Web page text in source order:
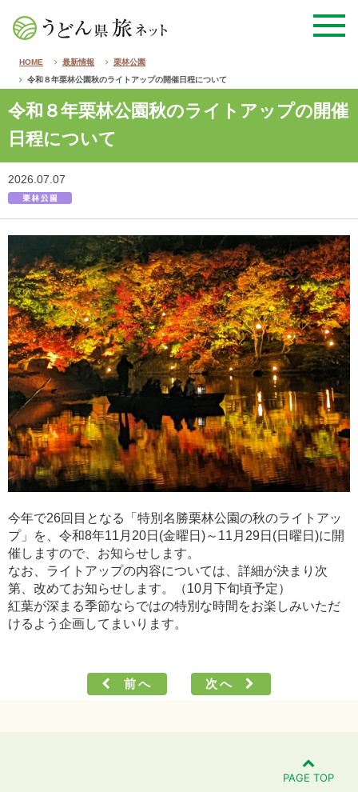
HOME 最新情報
栗林公園
令和８年栗林公園秋のライトアップの開催日程について
令和８年栗林公園秋のライトアップの開催
日程について
2026.07.07
今年で26回目となる「特別名勝栗林公園の秋のライトアッ
プ」を、令和8年11月20日(金曜日)～11月29日(日曜日)に開
催しますので、お知らせします。
なお、ライトアップの内容については、詳細が決まり次
第、改めてお知らせします。（10月下旬頃予定）
紅葉が深まる季節ならではの特別な時間をお楽しみいただ
けるよう企画してまいります。
前へ 次へ
PAGE TOP